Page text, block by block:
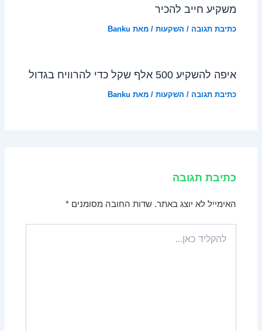
משקיע חייב להכיר
כתיבת תגובה / השקעות / מאת Banku
איפה להשקיע 500 אלף שקל כדי להרוויח בגדול
כתיבת תגובה / השקעות / מאת Banku
כתיבת תגובה
האימייל לא יוצג באתר. שדות החובה מסומנים*
כאן...